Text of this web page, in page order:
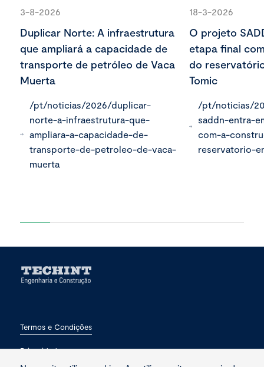
3-8-2026
Duplicar Norte: A infraestrutura
que ampliará a capacidade de
transporte de petróleo de Vaca
Muerta
/pt/noticias/2026/duplicar-
norte-a-infraestrutura-que-
ampliara-a-capacidade-de-
transporte-de-petroleo-de-vaca-
muerta
18-3-2026
O projeto
etapa final
do
Tomic
/pt/noticias/
saddn-entra-
com-a-
reservatorio-
Termos e Condições
Privacidade